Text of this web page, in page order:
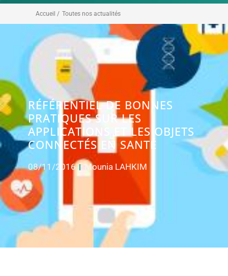
Accueil / Toutes nos actualités
RÉFÉRENTIEL DE BONNES
PRATIQUES SUR LES
APPLICATIONS ET LES OBJETS
CONNECTÉS EN SANTÉ
08/11/2016 Mounia LAHKIM